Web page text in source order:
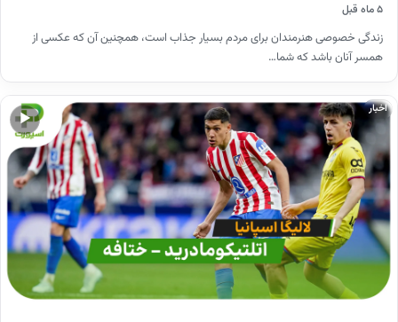
۵ ماه قبل
زندگی خصوصی هنرمندان برای مردم بسیار جذاب است، همچنین آن که عکسی از
همسر آنان باشد که شما…
▶
اخبار